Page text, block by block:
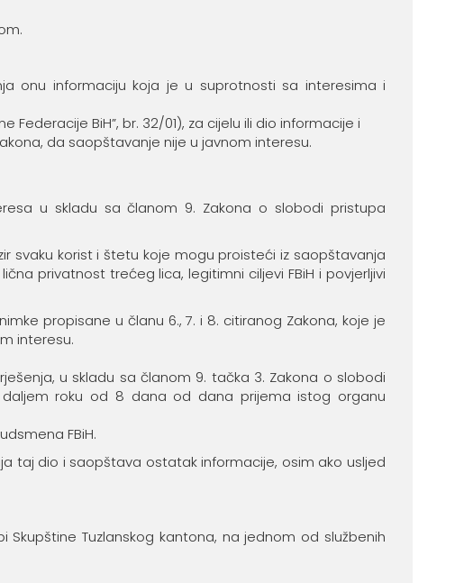
onu informaciju koja je u suprotnosti sa interesima i
BiH”, br. 32/01), za cijelu ili dio informacije i
da saopštavanje nije u javnom interesu.
u skladu sa članom 9. Zakona o slobodi pristupa
svaku korist i štetu koje mogu proisteći iz saopštavanja
privatnost trećeg lica, legitimni ciljevi FBiH i povjerljivi
propisane u članu 6., 7. i 8. citiranog Zakona, koje je
interesu.
u skladu sa članom 9. tačka 3. Zakona o slobodi
roku od 8 dana od dana prijema istog organu
FBiH.
taj dio i saopštava ostatak informacije, osim ako usljed
Tuzlanskog kantona, na jednom od službenih